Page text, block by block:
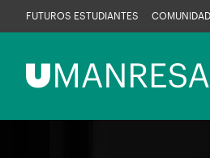
Pasar
al
Menú
UManresa
FUTUROS ESTUDIANTES